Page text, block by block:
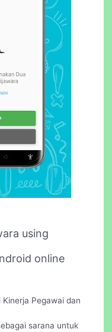
using
online
Pegawai dan
sarana untuk